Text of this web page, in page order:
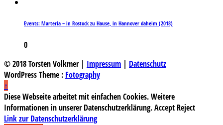
Events: Marteria – in Rostock zu Hause, in Hannover daheim (2018)
0
© 2018 Torsten Volkmer | Impressum | Datenschutz
WordPress Theme : Fotography
↑
Diese Webseite arbeitet mit einfachen Cookies. Weitere
Informationen in unserer Datenschutzerklärung.Accept Reject
Link zur Datenschutzerklärung